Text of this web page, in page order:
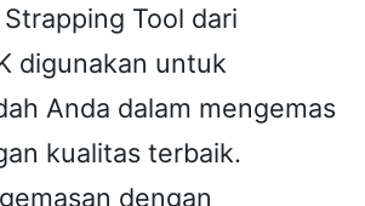
Tool dari
digunakan untuk
Anda dalam mengemas
kualitas terbaik.
dengan